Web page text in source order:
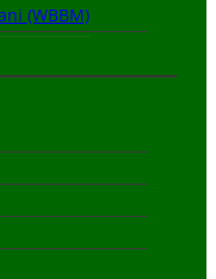
(WBBM)